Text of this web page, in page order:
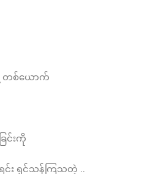
တစ်ယောက်
င်းကို
း ရှင်သန်ကြသတဲ့ ..